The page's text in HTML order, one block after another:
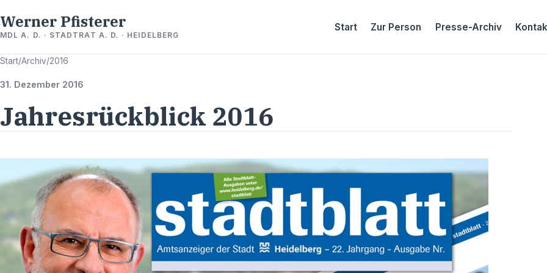
Werner Pfisterer
MDL A. D. · STADTRAT A. D. · HEIDELBERG
Start Zur Person Presse-Archiv
Start/Archiv/2016
31. Dezember 2016
Jahresrückblick 2016